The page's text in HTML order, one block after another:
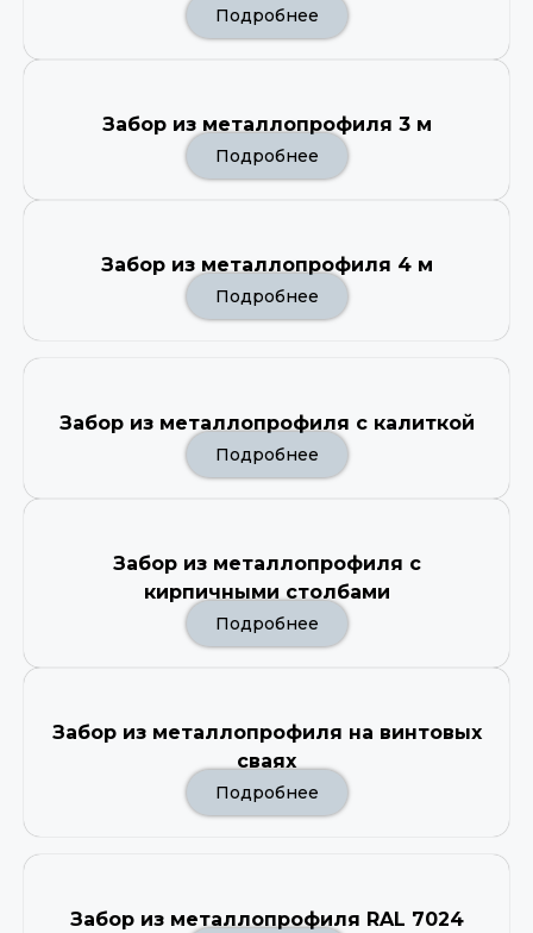
Подробнее
Забор из металлопрофиля 3 м
Подробнее
Забор из металлопрофиля 4 м
Подробнее
Забор из металлопрофиля с калиткой
Подробнее
Забор из металлопрофиля с
кирпичными столбами
Подробнее
Забор из металлопрофиля на винтовых
сваях
Подробнее
Забор из металлопрофиля RAL 7024